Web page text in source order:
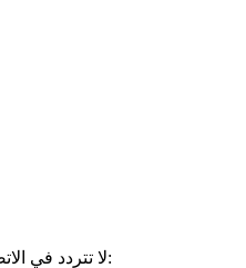
لا تتردد في الاتصال بنا اذا ما كانت لديك أي أسئلة إضافية. يرجى إرسال السيرة الذاتية مع رسالة تغطية موجزة شرح اهتماماتك، ومواعيد التدرب المفضلة إلى: